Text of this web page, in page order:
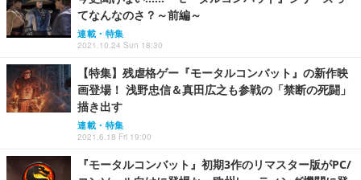
てなんなのさ？～前編～
連載・特集
2021.10.24 Sun 18:30
【特集】残虐格ゲー『モータルコンバット』の新作映
画登場！ 浅野忠信＆真田広之も参戦の「禁断の死闘」
描き出す
連載・特集
2021.6.18 Fri 19:00
『モータルコンバット』初期3作のリマスター版がPC/